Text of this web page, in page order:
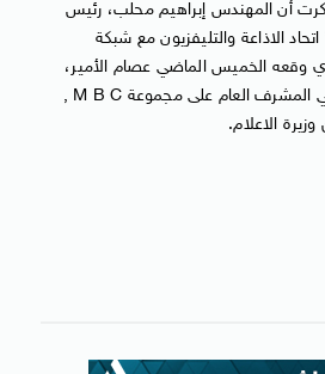
أن المهندس إبراهيم محلب، رئيس
الاذاعة والتليفزيون مع شبكة
وقعه الخميس الماضي عصام الأمير،
رئيس الاتحاد وعلي الحديثي المشرف العام على مجموعة M B C ,
الاعلام.